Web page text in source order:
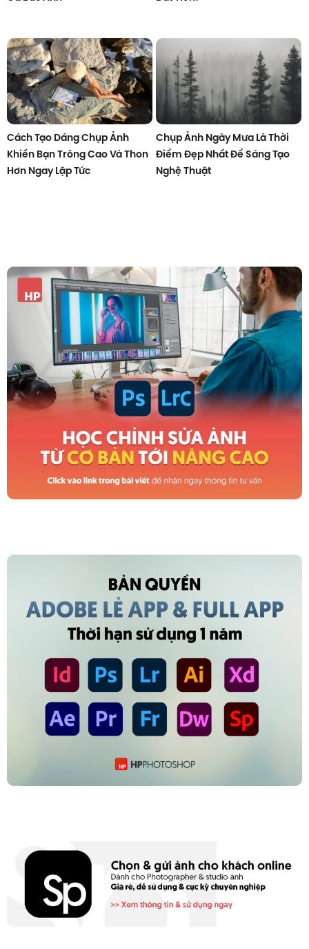
Cách Tạo Dáng Chụp Ảnh
Khiến Bạn Trông Cao Và Thon
Hơn Ngay Lập Tức
Chụp Ảnh Ngày Mưa Là Thời
Điểm Đẹp Nhất Để Sáng Tạo
Nghệ Thuật